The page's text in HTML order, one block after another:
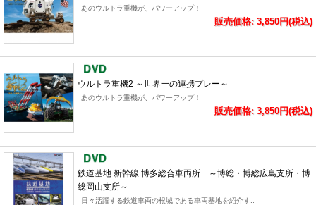
あのウルトラ重機が、パワーアップ！
販売価格: 3,850円(税込)
ウルトラ重機2 ～世界一の連携プレー～
あのウルトラ重機が、パワーアップ！
販売価格: 3,850円(税込)
鉄道基地 新幹線 博多総合車両所 ～博総・博総広島支所・博
総岡山支所～
日々活躍する鉄道車両の根城である車両基地を紹介す..